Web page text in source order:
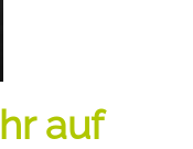
auf